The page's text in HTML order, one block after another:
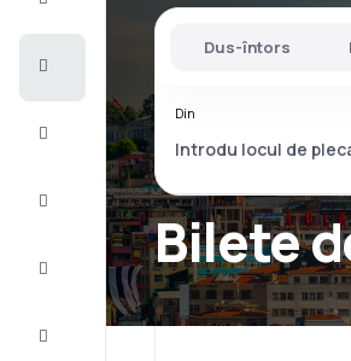
Bilete
Dus-întors
Din